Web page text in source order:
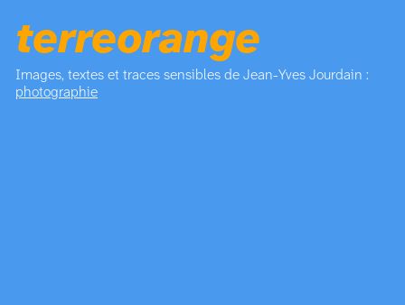
terreorange
Images, textes et traces sensibles de Jean-Yves Jourdain :
photographie